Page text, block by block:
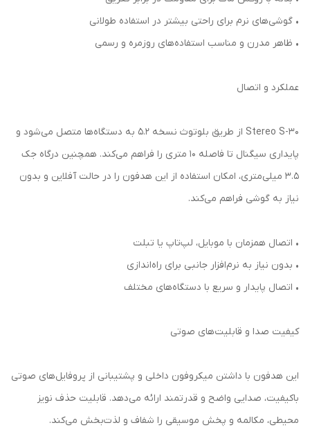
• گوشی‌های نرم برای راحتی بیشتر در استفاده طولانی
• ظاهر مدرن و مناسب استفاده‌های روزمره و رسمی
عملکرد و اتصال
Stereo S-30 از طریق بلوتوث نسخه 5.2 به دستگاه‌ها متصل می‌شود و
پایداری سیگنال تا فاصله ۱۰ متری را فراهم می‌کند. همچنین درگاه جک
3.5 میلی‌متری، امکان استفاده از این هدفون را در حالت آفلاین و بدون
نیاز به گوشی فراهم می‌کند.
• اتصال همزمان با موبایل، لپ‌تاپ یا تبلت
• بدون نیاز به نرم‌افزار جانبی برای راه‌اندازی
• اتصال پایدار و سریع با دستگاه‌های مختلف
کیفیت صدا و قابلیت‌های صوتی
این هدفون با داشتن میکروفون داخلی و پشتیبانی از پروفایل‌های صوتی
باکیفیت، صدایی واضح و قدرتمند ارائه می‌دهد. قابلیت حذف نویز
محیطی، مکالمه و پخش موسیقی را شفاف و لذت‌بخش می‌کند.